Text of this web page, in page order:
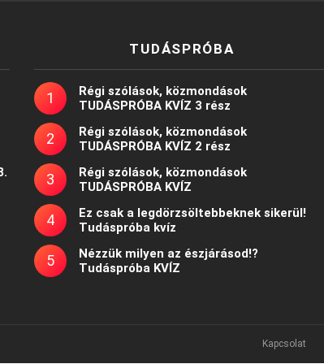
TUDÁSPRÓBA
Régi szólások, közmondások
TUDÁSPRÓBA KVÍZ 3 rész
Régi szólások, közmondások
TUDÁSPRÓBA KVÍZ 2 rész
Régi szólások, közmondások
TUDÁSPRÓBA KVÍZ
Ez csak a legdörzsöltebbeknek sikerül!
Tudáspróba kvíz
Nézzük milyen az észjárásod!?
Tudáspróba KVÍZ
Kapcsolat